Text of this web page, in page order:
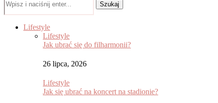
Szukaj
Lifestyle
Lifestyle
Jak ubrać się do filharmonii?
26 lipca, 2026
Lifestyle
Jak się ubrać na koncert na stadionie?